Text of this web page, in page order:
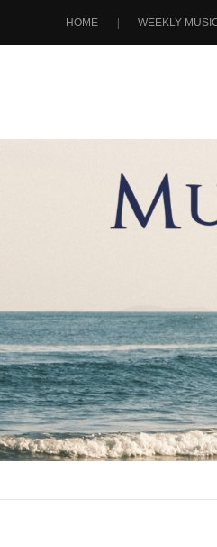
HOME WEEKLY